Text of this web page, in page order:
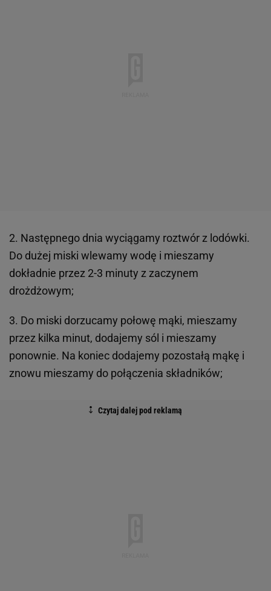
2. Następnego dnia wyciągamy roztwór z lodówki.
Do dużej miski wlewamy wodę i mieszamy
dokładnie przez 2-3 minuty z zaczynem
drożdżowym;
3. Do miski dorzucamy połowę mąki, mieszamy
przez kilka minut, dodajemy sól i mieszamy
ponownie. Na koniec dodajemy pozostałą mąkę i
znowu mieszamy do połączenia składników;